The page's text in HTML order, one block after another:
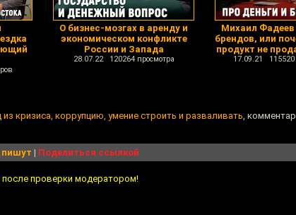
О бизнес-мозгах в аренду и
экономическом конфликте
России и Запада
28.07.22 120264 просмотра
Михаил Фадеев
брендов, или
продукт не
17.09.21 115520
кризиса, коррупцию, умение строить и разваливать,
| Поделиться ссылкой
после проверки модератором!